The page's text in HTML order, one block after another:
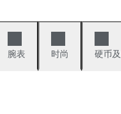
腕表 时尚 硬币